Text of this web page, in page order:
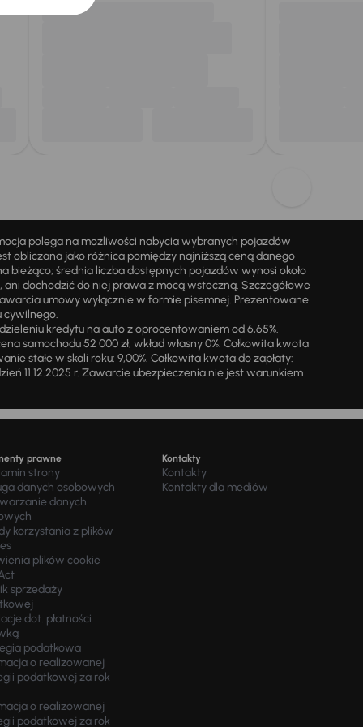
polega na możliwości nabycia wybranych pojazdów
obliczana jako różnica pomiędzy najniższą ceną danego
bieżąco; średnia liczba dostępnych pojazdów wynosi około
dochodzić do niej prawa z mocą wsteczną. Szczegółowe
umowy wyłącznie w formie pisemnej. Prezentowane
cywilnego.
kredytu na auto z oprocentowaniem od 6,65%.
samochodu 52 000 zł, wkład własny 0%. Całkowita kwota
stałe w skali roku: 9,00%. Całkowita kwota do zapłaty:
11.12.2025 r. Zawarcie ubezpieczenia nie jest warunkiem
prawne
strony
danych osobowych
danych
korzystania z plików
plików cookie
sprzedaży
dot. płatności
podatkowa
o realizowanej
podatkowej za rok
o realizowanej
podatkowej za rok
Kontakty
Kontakty
Kontakty dla mediów